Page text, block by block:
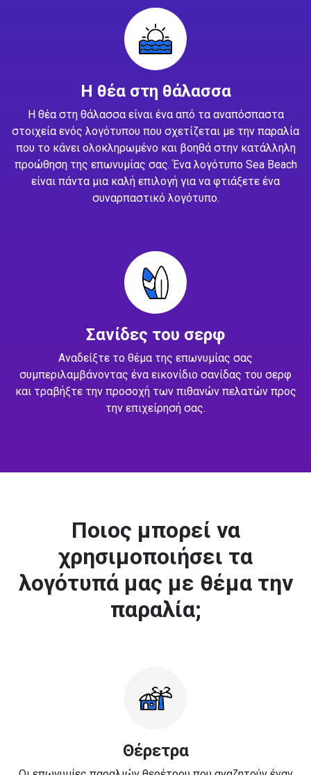
Η θέα στη θάλασσα
Η θέα στη θάλασσα είναι ένα από τα αναπόσπαστα
στοιχεία ενός λογότυπου που σχετίζεται με την παραλία
που το κάνει ολοκληρωμένο και βοηθά στην κατάλληλη
προώθηση της επωνυμίας σας. Ένα λογότυπο Sea Beach
είναι πάντα μια καλή επιλογή για να φτιάξετε ένα
συναρπαστικό λογότυπο.
Σανίδες του σερφ
Αναδείξτε το θέμα της επωνυμίας σας
συμπεριλαμβάνοντας ένα εικονίδιο σανίδας του σερφ
και τραβήξτε την προσοχή των πιθανών πελατών προς
την επιχείρησή σας.
Ποιος μπορεί να
χρησιμοποιήσει τα
λογότυπά μας με θέμα την
παραλία;
Θέρετρα